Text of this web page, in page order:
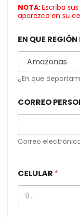
NOTA:Escriba
aparezca en su
EN QUE REGIÓN
¿En que
CORREO
Correo
CELULAR *